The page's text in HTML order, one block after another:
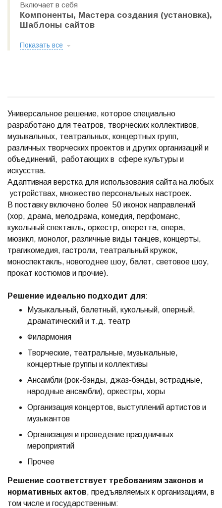
Включает в себя
Компоненты, Мастера создания (установка),
Шаблоны сайтов
Показать все
Универсальное решение, которое специально
разработано для театров, творческих коллективов,
музыкальных, театральных, концертных групп,
различных творческих проектов и других организаций и
объединений, работающих в сфере культуры и
искусства.
Адаптивная верстка для использования сайта на любых
устройствах, множество персональных настроек.
В поставку включено более 50 иконок направлений
(хор, драма, мелодрама, комедия, перфоманс,
кукольный спектакль, оркестр, оперетта, опера,
мюзикл, монолог, различные виды танцев, концерты,
трагикомедия, гастроли, театральный кружок,
моноспектакль, новогоднее шоу, балет, световое шоу,
прокат костюмов и прочие).
Решение идеально подходит для:
Музыкальный, балетный, кукольный, оперный,
драматический и т.д. театр
Филармония
Творческие, театральные, музыкальные,
концертные группы и коллективы
Ансамбли (рок-бэнды, джаз-бэнды, эстрадные,
народные ансамбли), оркестры, хоры
Организация концертов, выступлений артистов и
музыкантов
Организация и проведение праздничных
мероприятий
Прочее
Решение соответствует требованиям законов и
нормативных актов, предъявляемых к организациям, в
том числе и государственным: